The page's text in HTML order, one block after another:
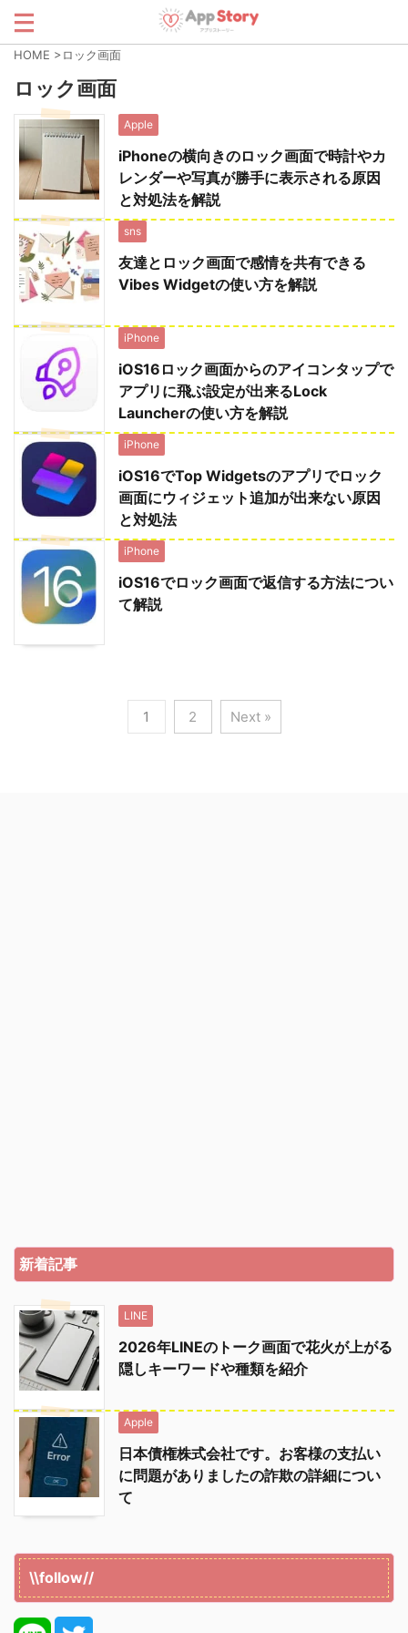
HOME >ロック画面
ロック画面
Apple
iPhoneの横向きのロック画面で時計やカ
レンダーや写真が勝手に表示される原因
と対処法を解説
sns
友達とロック画面で感情を共有できる
Vibes Widgetの使い方を解説
iPhone
iOS16ロック画面からのアイコンタップで
アプリに飛ぶ設定が出来るLock
Launcherの使い方を解説
iPhone
iOS16でTop Widgetsのアプリでロック
画面にウィジェット追加が出来ない原因
と対処法
iPhone
iOS16でロック画面で返信する方法につい
て解説
1 2 Next »
新着記事
LINE
2026年LINEのトーク画面で花火が上がる
隠しキーワードや種類を紹介
Apple
日本債権株式会社です。お客様の支払い
に問題がありましたの詐欺の詳細につい
て
\\follow//